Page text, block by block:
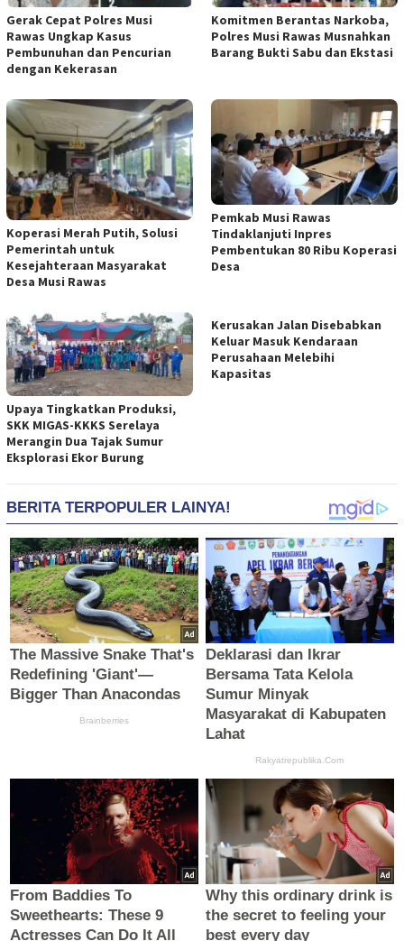
Gerak Cepat Polres Musi
Rawas Ungkap Kasus
Pembunuhan dan Pencurian
dengan Kekerasan
Komitmen Berantas Narkoba,
Polres Musi Rawas Musnahkan
Barang Bukti Sabu dan Ekstasi
Koperasi Merah Putih, Solusi
Pemerintah untuk
Kesejahteraan Masyarakat
Desa Musi Rawas
Pemkab Musi Rawas
Tindaklanjuti Inpres
Pembentukan 80 Ribu Koperasi
Desa
Upaya Tingkatkan Produksi,
SKK MIGAS-KKKS Serelaya
Merangin Dua Tajak Sumur
Eksplorasi Ekor Burung
Kerusakan Jalan Disebabkan
Keluar Masuk Kendaraan
Perusahaan Melebihi
Kapasitas